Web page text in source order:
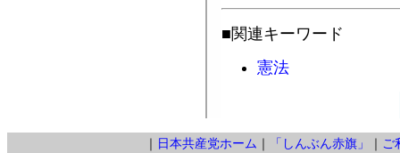
■関連キーワード
憲法
｜ 日本共産党ホーム ｜ 「しんぶん赤旗」 ｜ ご